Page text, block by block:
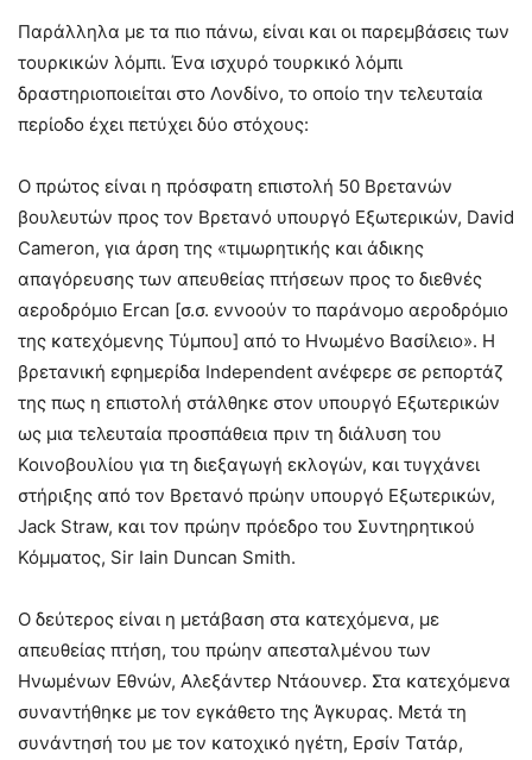
Παράλληλα με τα πιο πάνω, είναι και οι παρεμβάσεις των
τουρκικών λόμπι. Ένα ισχυρό τουρκικό λόμπι
δραστηριοποιείται στο Λονδίνο, το οποίο την τελευταία
περίοδο έχει πετύχει δύο στόχους:
Ο πρώτος είναι η πρόσφατη επιστολή 50 Βρετανών
βουλευτών προς τον Βρετανό υπουργό Εξωτερικών, David
Cameron, για άρση της «τιμωρητικής και άδικης
απαγόρευσης των απευθείας πτήσεων προς το διεθνές
αεροδρόμιο Ercan [σ.σ. εννοούν το παράνομο αεροδρόμιο
της κατεχόμενης Τύμπου] από το Ηνωμένο Βασίλειο». Η
βρετανική εφημερίδα Independent ανέφερε σε ρεπορτάζ
της πως η επιστολή στάλθηκε στον υπουργό Εξωτερικών
ως μια τελευταία προσπάθεια πριν τη διάλυση του
Κοινοβουλίου για τη διεξαγωγή εκλογών, και τυγχάνει
στήριξης από τον Βρετανό πρώην υπουργό Εξωτερικών,
Jack Straw, και τον πρώην πρόεδρο του Συντηρητικού
Κόμματος, Sir Iain Duncan Smith.
Ο δεύτερος είναι η μετάβαση στα κατεχόμενα, με
απευθείας πτήση, του πρώην απεσταλμένου των
Ηνωμένων Εθνών, Αλεξάντερ Ντάουνερ. Στα κατεχόμενα
συναντήθηκε με τον εγκάθετο της Άγκυρας. Μετά τη
συνάντησή του με τον κατοχικό ηγέτη, Ερσίν Τατάρ,